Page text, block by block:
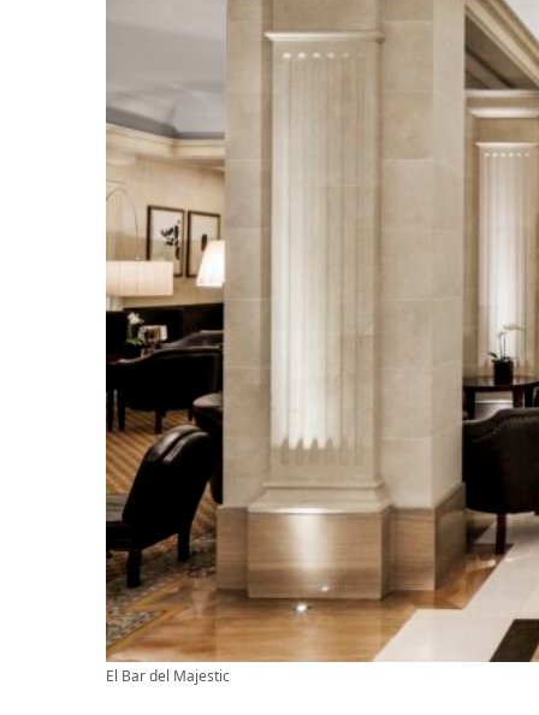
El Bar del Majestic